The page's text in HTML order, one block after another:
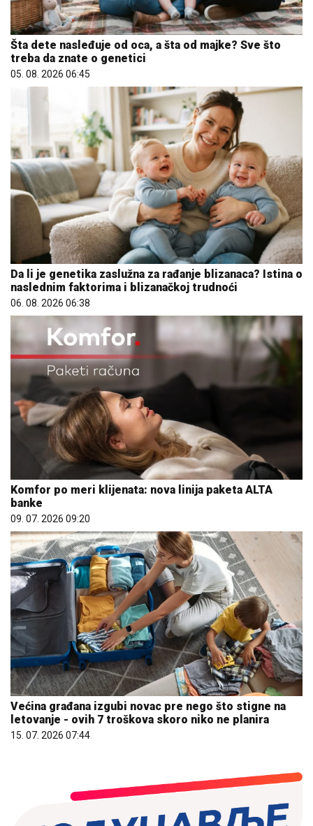
Šta dete nasleđuje od oca, a šta od majke? Sve što
treba da znate o genetici
05. 08. 2026 06:45
Da li je genetika zaslužna za rađanje blizanaca? Istina o
naslednim faktorima i blizanačkoj trudnoći
06. 08. 2026 06:38
Komfor po meri klijenata: nova linija paketa ALTA
banke
09. 07. 2026 09:20
Većina građana izgubi novac pre nego što stigne na
letovanje - ovih 7 troškova skoro niko ne planira
15. 07. 2026 07:44